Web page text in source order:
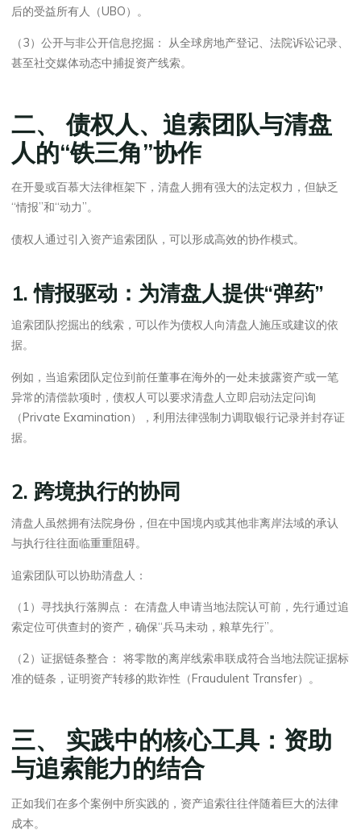
后的受益所有人（UBO）。
（3）公开与非公开信息挖掘： 从全球房地产登记、法院诉讼记录、
甚至社交媒体动态中捕捉资产线索。
二、 债权人、追索团队与清盘
人的“铁三角”协作
在开曼或百慕大法律框架下，清盘人拥有强大的法定权力，但缺乏
“情报”和“动力”。
债权人通过引入资产追索团队，可以形成高效的协作模式。
1. 情报驱动：为清盘人提供“弹药”
追索团队挖掘出的线索，可以作为债权人向清盘人施压或建议的依
据。
例如，当追索团队定位到前任董事在海外的一处未披露资产或一笔
异常的清偿款项时，债权人可以要求清盘人立即启动法定问询
（Private Examination），利用法律强制力调取银行记录并封存证
据。
2. 跨境执行的协同
清盘人虽然拥有法院身份，但在中国境内或其他非离岸法域的承认
与执行往往面临重重阻碍。
追索团队可以协助清盘人：
（1）寻找执行落脚点： 在清盘人申请当地法院认可前，先行通过追
索定位可供查封的资产，确保“兵马未动，粮草先行”。
（2）证据链条整合： 将零散的离岸线索串联成符合当地法院证据标
准的链条，证明资产转移的欺诈性（Fraudulent Transfer）。
三、 实践中的核心工具：资助
与追索能力的结合
正如我们在多个案例中所实践的，资产追索往往伴随着巨大的法律
成本。